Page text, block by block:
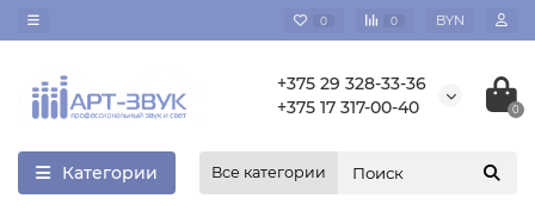
0 0 BYN
+375 29 328-33-36
+375 17 317-00-40
0
Категории Все категории